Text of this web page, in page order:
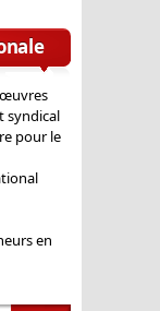
syndical
pour le
en